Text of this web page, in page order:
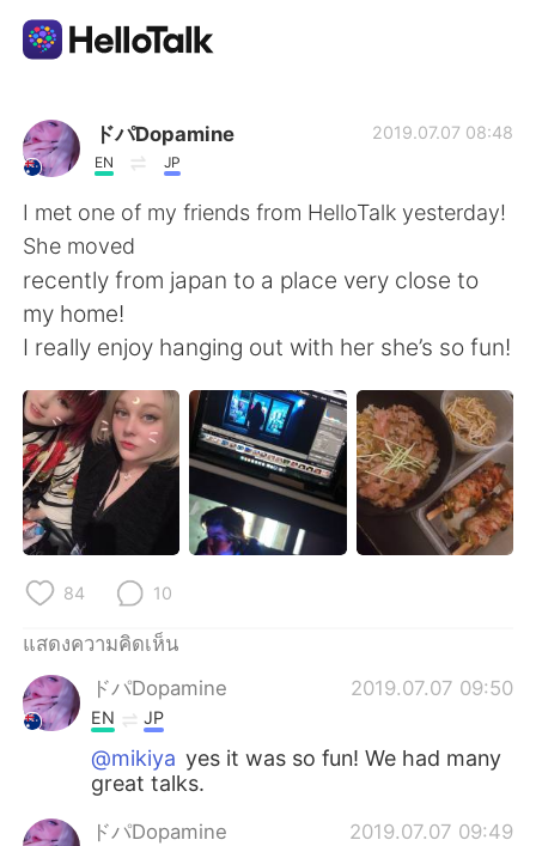
แอปแลกเปลี่ยนทางภาษา
AI Grammar Checker
ไทย
English 简体中文
繁體中文 Español
العربية Français
Deutsch 日本語
한국어
Türkçe
Português
ドパDopamine
EN JP
2019.07.07 08:48
I met one of my friends from HelloTalk yesterday!
She moved
recently from japan to a place very close to
my home!
I really enjoy hanging out with her she’s so fun!
84 10
แสดงความคิดเห็น
ドパDopamine
2019.07.07 09:50
EN JP
@mikiya yes it was so fun! We had many
great talks.
ドパDopamine 2019.07.07 09:49